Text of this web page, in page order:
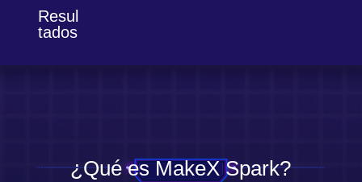
Resul
tados
¿Qué es MakeX Spark?